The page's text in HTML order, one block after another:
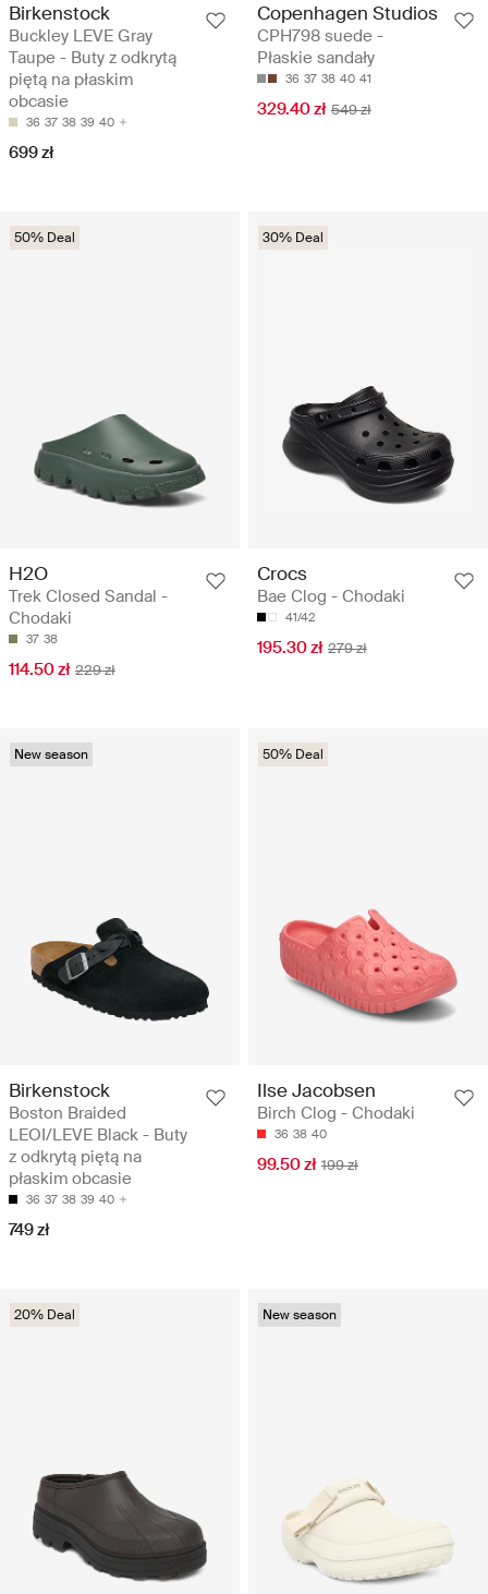
Birkenstock
Buckley LEVE Gray
Taupe - Buty z odkrytą
piętą na płaskim
obcasie
36 37 38 39 40
699 zł
Copenhagen Studios
CPH798 suede -
Płaskie sandały
36 37 38 40 41
329.40 zł 549 zł
50% Deal
H2O
Trek Closed Sandal -
Chodaki
37 38
114.50 zł 229 zł
30% Deal
Crocs
Bae Clog - Chodaki
41/42
195.30 zł 279 zł
New season
Birkenstock
Boston Braided
LEOI/LEVE Black - Buty
z odkrytą piętą na
płaskim obcasie
36 37 38 39 40
749 zł
50% Deal
Ilse Jacobsen
Birch Clog - Chodaki
36 38 40
99.50 zł 199 zł
20% Deal New season